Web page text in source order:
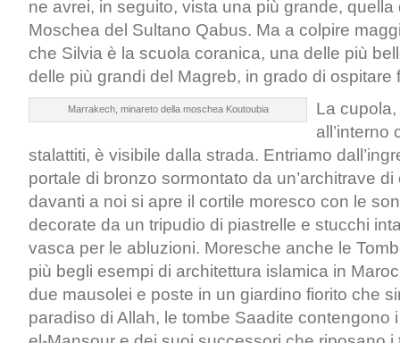
ne avrei, in seguito, vista una più grande, quella
Moschea del Sultano Qabus. Ma a colpire
che Silvia è la scuola coranica, una delle più
delle più grandi del Magreb, in grado di ospitare
Marrakech, minareto della moschea Koutoubia
La
all’interno
stalattiti, è visibile dalla strada. Entriamo
portale di bronzo sormontato da un’architrave
davanti a noi si apre il cortile moresco con le
decorate da un tripudio di piastrelle e stucchi
vasca per le abluzioni. Moresche anche le
più begli esempi di architettura islamica in
due mausolei e poste in un giardino fiorito che
paradiso di Allah, le tombe Saadite contengono